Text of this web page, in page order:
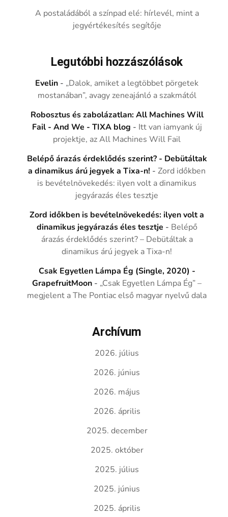
A postaládából a színpad elé: hírlevél, mint a
jegyértékesítés segítője
Legutóbbi hozzászólások
Evelin - „Dalok, amiket a legtöbbet pörgetek
mostanában”, avagy zeneajánló a szakmától
Robosztus és zabolázatlan: All Machines Will
Fail - And We - TIXA blog - Itt van iamyank új
projektje, az All Machines Will Fail
Belépő árazás érdeklődés szerint? - Debütáltak
a dinamikus árú jegyek a Tixa-n! -Zord időkben
is bevételnövekedés: ilyen volt a dinamikus
jegyárazás éles tesztje
Zord időkben is bevételnövekedés: ilyen volt a
dinamikus jegyárazás éles tesztje - Belépő
árazás érdeklődés szerint? – Debütáltak a
dinamikus árú jegyek a Tixa-n!
Csak Egyetlen Lámpa Ég (Single, 2020) -
GrapefruitMoon - „Csak Egyetlen Lámpa Ég” –
megjelent a The Pontiac első magyar nyelvű dala
Archívum
2026. július
2026. június
2026. május
2026. április
2025. december
2025. október
2025. július
2025. június
2025. április